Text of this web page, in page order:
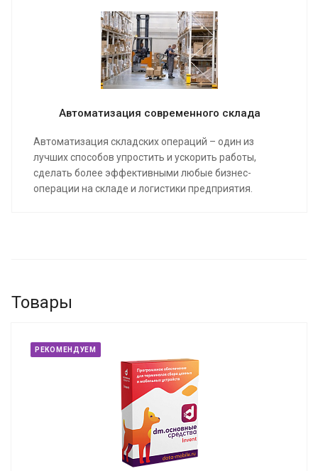
Автоматизация современного склада
Автоматизация складских операций – один из
лучших способов упростить и ускорить работы,
сделать более эффективными любые бизнес-
операции на складе и логистики предприятия.
Товары
РЕКОМЕНДУЕМ